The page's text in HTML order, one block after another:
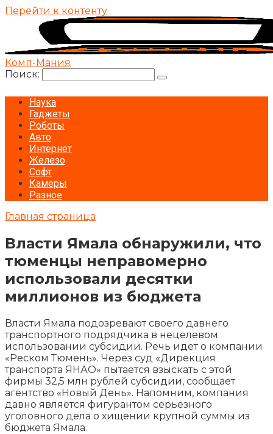
Перейти к контенту
Комп-Мания
Поиск:
Наука
Гаджеты
Роботы
Авто
Интернет
Железо
Софт
Камеры
Разное
Главная страница
Власти Ямала обнаружили, что
тюменцы неправомерно
использовали десятки
миллионов из бюджета
Власти Ямала подозревают своего давнего
транспортного подрядчика в нецелевом
использовании субсидии. Речь идет о компании
«Реском Тюмень». Через суд «Дирекция
транспорта ЯНАО» пытается взыскать с этой
фирмы 32,5 млн рублей субсидии, сообщает
агентство «Новый День». Напомним, компания
давно является фигурантом серьезного
уголовного дела о хищении крупной суммы из
бюджета Ямала.